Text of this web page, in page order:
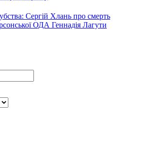
Сергій Хлань про смерть
ОДА Геннадія Лагути